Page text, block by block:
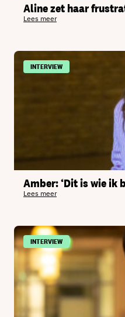
Aline zet haar
Lees meer
INTERVIEW
Amber: ‘Dit is wie ik
Lees meer
INTERVIEW